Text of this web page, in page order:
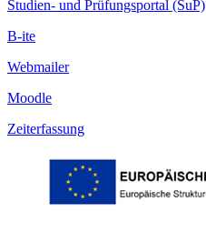
Studien- und Prüfungsportal (SuP)
B-ite
Webmailer
Moodle
Zeiterfassung